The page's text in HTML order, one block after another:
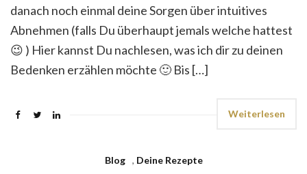
danach noch einmal deine Sorgen über intuitives
Abnehmen (falls Du überhaupt jemals welche hattest
😉 ) Hier kannst Du nachlesen, was ich dir zu deinen
Bedenken erzählen möchte 🙂 Bis […]
Weiterlesen
Blog , Deine Rezepte